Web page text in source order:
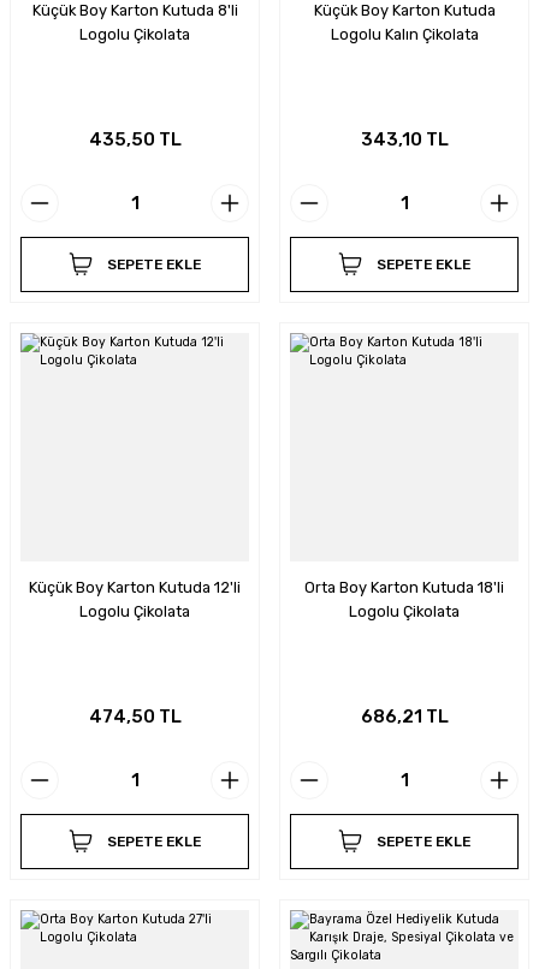
Küçük Boy Karton Kutuda 8'li
Logolu Çikolata
435,50 TL
SEPETE EKLE
Küçük Boy Karton Kutuda
Logolu Kalın Çikolata
343,10 TL
SEPETE EKLE
Küçük Boy Karton Kutuda 12'li
Logolu Çikolata
474,50 TL
SEPETE EKLE
Orta Boy Karton Kutuda 18'li
Logolu Çikolata
686,21 TL
SEPETE EKLE